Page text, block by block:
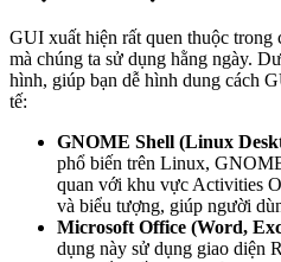
GUI xuất hiện rất quen thuộc trong
mà chúng ta sử dụng hằng ngày.
hình, giúp bạn dễ hình dung cách
tế:
GNOME Shell (Linux
phổ biến trên Linux,
quan với khu vực Activities
và biểu tượng, giúp người
Microsoft Office (Word,
dụng này sử dụng giao diện